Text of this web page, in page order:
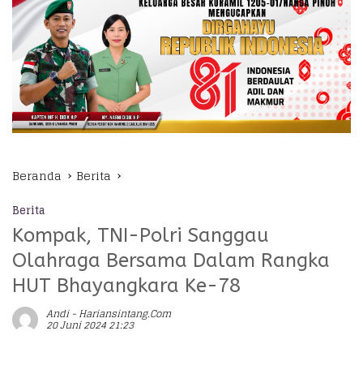
Beranda Berita
Berita
Kompak, TNI-Polri Sanggau
Olahraga Bersama Dalam Rangka
HUT Bhayangkara Ke-78
Andi - Hariansintang.com
20 Juni 2024 21:23